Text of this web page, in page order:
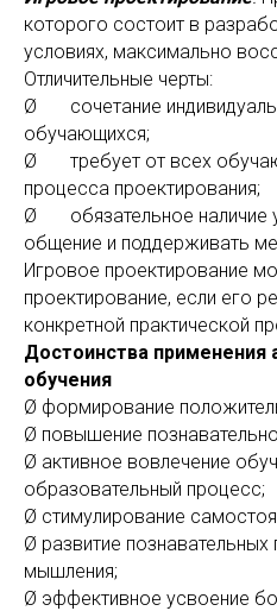
которого состоит в
условиях, максимально
Отличительные черты:
Ø сочетание
обучающихся;
Ø требует от всех
процесса проектирования;
Ø обязательное наличие
общение и поддерживать
Игровое проектирование
проектирование, если его
конкретной практической
Достоинства применения
обучения
Ø формирование
Ø повышение
Ø активное вовлечение
образовательный процесс;
Ø стимулирование
Ø развитие
мышления;
Ø эффективное усвоение